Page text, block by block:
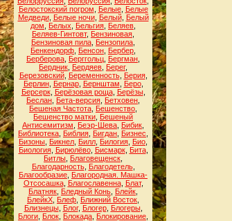
Белостокский погром
Белые, Белые
Медведи, Белые ночи, Белый, Белый
дом
Белых Бельгия Беляев
Беляев-Гинтовт, Бензиновая
Бензиновая пила Бензопила
Бенкендорф Бенсон Бербер
Берберова Берггольц Бергман
Бердник Бердяев Берег,
Березовский, Беременность, Берия,
Берлин, Бернар, Бернштам Беро,
Берсерк, Берёзовая роща, Берёзы,
Беслан Бета-версия Бетховен
Бешеная Частота Бешенство
Бешенство матки Бешеный
Антисемитизм
Беэр-Шева Бибик
Библиотека Библия Бигдан Бизнес
Бизоны Бикнел Билл Билогия Био
Биология, Бирюлёво, Бисмарк, Бита,
Битлы Благовещенск
Благодарность, Благодетель,
Благообразие Благородная. Машка-
Отсосашка, Благославенна, Блат,
Блатняк Бледный Конь Блейк
БлейкХ Блеф Ближний Восток
Близнецы, Блог, Блогер, Блогеры,
Блоги Блок Блокада Блокирование